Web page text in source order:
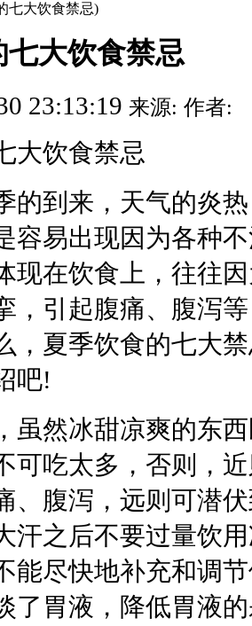
七大饮食禁忌)
大饮食禁忌
23:13:19 来源: 作者:
大饮食禁忌
到来，天气的炎热
容易出现因为各种
现在饮食上，往往
，引起腹痛、腹泻
，夏季饮食的七大
吧!
然冰甜凉爽的东西
可吃太多，否则，
、腹泻，远则可潜
汗之后不要过量饮
能尽快地补充和调
了胃液，降低胃液